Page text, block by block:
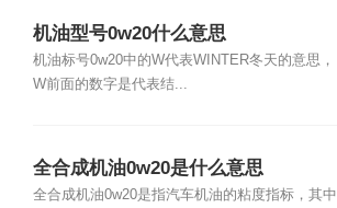
机油型号0w20什么意思
机油标号0w20中的W代表WINTER冬天的意思，
W前面的数字是代表结...
全合成机油0w20是什么意思
全合成机油0w20是指汽车机油的粘度指标，其中